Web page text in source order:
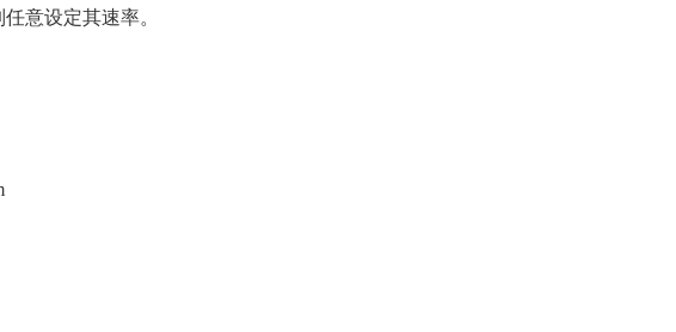
意设定其速率。